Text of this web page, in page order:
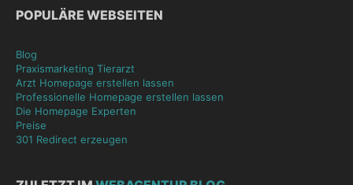
POPULÄRE WEBSEITEN
Blog
Praxismarketing Tierarzt
Arzt Homepage erstellen lassen
Professionelle Homepage erstellen lassen
Die Homepage Experten
Preise
301 Redirect erzeugen